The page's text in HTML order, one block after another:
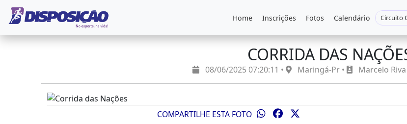
Home Inscrições Fotos Calendário Circuito
CORRIDA DAS
08/06/2025 07:20:11 • Maringá-Pr • Marcelo
COMPARTILHE ESTA FOTO